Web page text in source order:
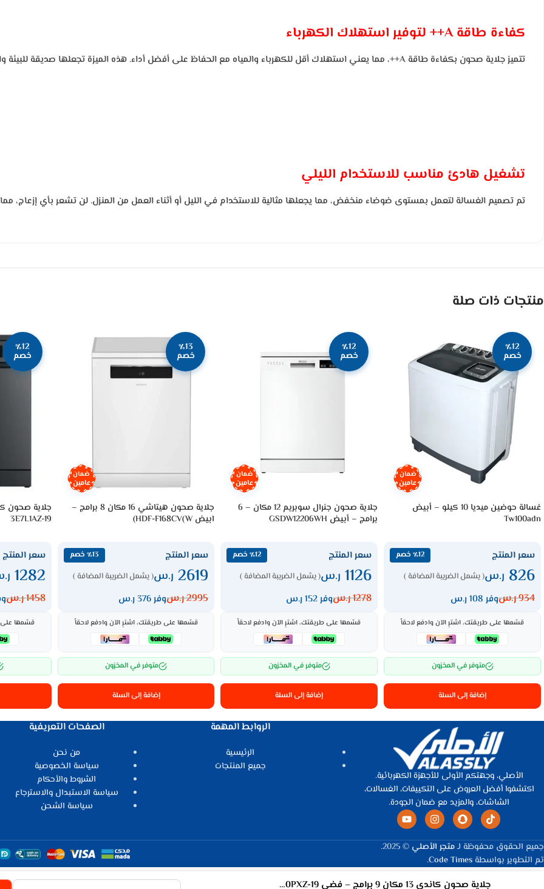
كفاءة طاقة A++ لتوفير استهلاك الكهرباء
تتميز جلاية صحون بكفاءة طاقة A++، مما يعني استهلاك أقل للكهرباء والمياه مع الحفاظ على أفضل أداء. هذه الميزة تجعلها صديقة للبيئة واقتصادية في الاستخدام اليومي.
تشغيل هادئ مناسب للاستخدام الليلي
تم تصميم الغسالة لتعمل بمستوى ضوضاء منخفض، مما يجعلها مثالية للاستخدام في الليل أو أثناء العمل من المنزل. لن تشعر بأي إزعاج،
منتجات ذات صلة
٪12
خصم
ضمان
عامين
غسالة حوضين ميديا 10 كيلو – أبيض
Tw100adn
سعر المنتج ٪12 خصم
826 ر.س( يشمل الضريبة المضافة )
934ر.سوفر 108 ر.س
قسّمها على طريقتك، اشترِ الآن وادفع لاحقاً
متوفر في المخزون
إضافة إلى السلة
٪12
خصم
ضمان
عامين
جلاية صحون جنرال سوبريم 12 مكان – 6
برامج – أبيض GSDW12206WH
سعر المنتج ٪12 خصم
1126 ر.س( يشمل الضريبة المضافة )
1278ر.سوفر 152 ر.س
قسّمها على طريقتك، اشترِ الآن وادفع لاحقاً
متوفر في المخزون
إضافة إلى السلة
٪13
خصم
ضمان
عامين
جلاية صحون هيتاشي 16 مكان 8 برامج –
ابيض HDF-F168CV(W)
سعر المنتج ٪13 خصم
2619 ر.س( يشمل الضريبة المضافة )
2995ر.سوفر 376 ر.س
قسّمها على طريقتك، اشترِ الآن وادفع لاحقاً
متوفر في المخزون
إضافة إلى السلة
٪12
خصم
3E7L1AZ-19
سعر المنتج
1282
1458ر.س
قسّمها على
الأصلي، وجهتكم الأولى للأجهزة الكهربائية.
اكتشفوا أفضل العروض على التكييفات، الغسالات،
الشاشات، والمزيد مع ضمان الجودة.
الروابط المهمة
الرئيسية
جميع المنتجات
الصفحات التعريفية
من نحن
سياسة الخصوصية
الشروط والأحكام
سياسة الاستبدال والاسترجاع
سياسة الشحن
جميع الحقوق محفوظة لـمتجر الأصلي © 2025.
تم التطوير بواسطة Code Times
.
جلاية صحون كاندي 13 مكان 9 برامج – فضي CDPN 2D360PXZ-19